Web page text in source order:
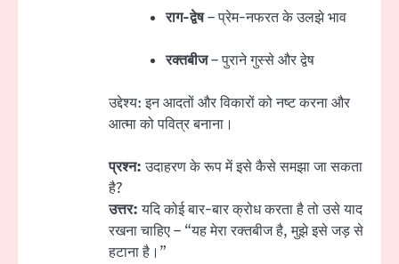
राग-द्वेष– प्रेम-नफरत के उलझे भाव
रक्तबीज– पुराने गुस्से और द्वेष
उद्देश्य: इन आदतों और विकारों को नष्ट करना और
आत्मा को पवित्र बनाना।
प्रश्न:उदाहरण के रूप में इसे कैसे समझा जा सकता
है?
उत्तर:यदि कोई बार-बार क्रोध करता है तो उसे याद
रखना चाहिए – “यह मेरा रक्तबीज है, मुझे इसे जड़ से
हटाना है।”